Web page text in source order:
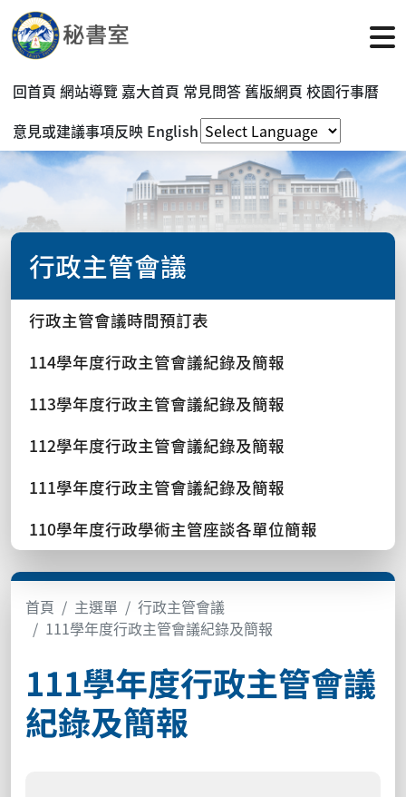
回首頁 網站導覽 嘉大首頁 常見問答 舊版網頁 校園行事曆
意見或建議事項反映 English
行政主管會議
行政主管會議時間預訂表
114學年度行政主管會議紀錄及簡報
113學年度行政主管會議紀錄及簡報
112學年度行政主管會議紀錄及簡報
111學年度行政主管會議紀錄及簡報
110學年度行政學術主管座談各單位簡報
首頁 主選單
行政主管會議
111學年度行政主管會議紀錄及簡報
111學年度行政主管會議
紀錄及簡報